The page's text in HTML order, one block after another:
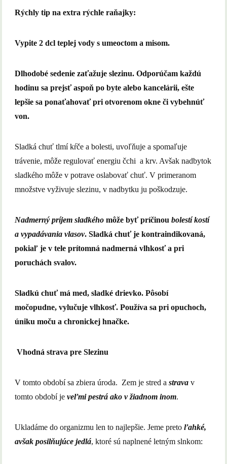
Rýchly tip na extra rýchle raňajky:
Vypite 2 dcl teplej vody s umeoctom a misom.
Dlhodobé sedenie zaťažuje slezinu. Odporúčam každú
hodinu sa prejsť aspoň po byte alebo kancelárii, ešte
lepšie sa ponaťahovať pri otvorenom okne či vybehnúť
von.
Sladká chuť tlmí kŕče a bolesti, uvoľňuje a spomaľuje
trávenie, môže regulovať energiu čchi a krv. Avšak nadbytok
sladkého môže v potrave oslabovať chuť. V primeranom
množstve vyživuje slezinu, v nadbytku ju poškodzuje.
Nadmerný príjem sladkého môže byť príčinoubolestí kostí
a vypadávania vlasov. Sladká chuť je kontraindikovaná,
pokiaľ je v tele prítomná nadmerná vlhkosť a pri
poruchách svalov.
Sladkú chuť má med, sladké drievko. Pôsobí
močopudne, vylučuje vlhkosť. Používa sa pri opuchoch,
úniku moču a chronickej hnačke.
Vhodná strava pre Slezinu
V tomto období sa zbiera úroda. Zem je stred astrava v
tomto období jeveľmi pestrá ako v žiadnom inom.
Ukladáme do organizmu len to najlepšie. Jeme pretoľahké,
avšak posilňujúce jedlá, ktoré sú naplnené letným slnkom: